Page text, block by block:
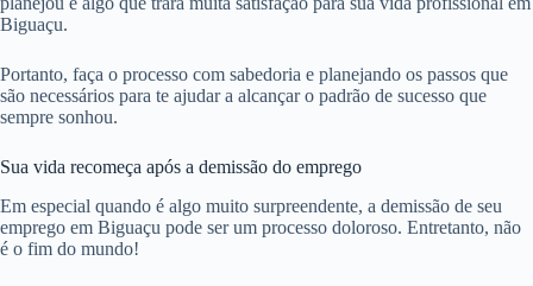
Biguaçu.
Portanto, faça o processo com sabedoria e planejando os passos que
são necessários para te ajudar a alcançar o padrão de sucesso que
sempre sonhou.
Sua vida recomeça após a demissão do emprego
Em especial quando é algo muito surpreendente, a demissão de seu
emprego em Biguaçu pode ser um processo doloroso. Entretanto, não
é o fim do mundo!